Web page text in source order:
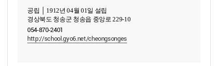
공립 │ 1912년 04월 01일 설립
경상북도 청송군 청송읍 중앙로 229-10
054-870-2401
http://school.gyo6.net/cheongsonges